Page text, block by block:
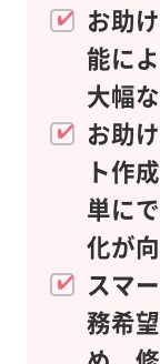
お助
能に
大幅
お助
ト作
単に
化が
スマ
務希